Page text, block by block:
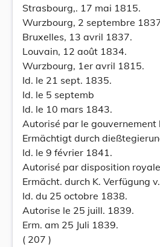
Strasbourg,. 17 mai 1815.
Wurzbourg, 2 septembre
Bruxelles, 13 avril 1837.
Louvain, 12 août 1834.
Wurzbourg, 1er avril 1815.
Id. le 21 sept. 1835.
Id. le 5 septemb
Id. le 10 mars 1843.
Autorisé par le gouvernement
Ermächtigt durch
Id. le 9 février 1841.
Autorisé par disposition
Ermächt. durch K. Verfügung
Id. du 25 octobre 1838.
Autorise le 25 juill. 1839.
Erm. am 25 Juli 1839.
( 207 )